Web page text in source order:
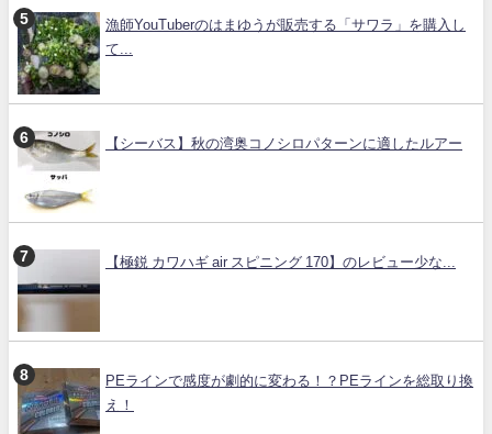
漁師YouTuberのはまゆうが販売する「サワラ」を購入し
て...
【シーバス】秋の湾奥コノシロパターンに適したルアー
【極鋭 カワハギ air スピニング 170】のレビュー少な...
PEラインで感度が劇的に変わる！？PEラインを総取り換
え！